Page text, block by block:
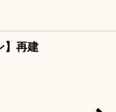
】再建